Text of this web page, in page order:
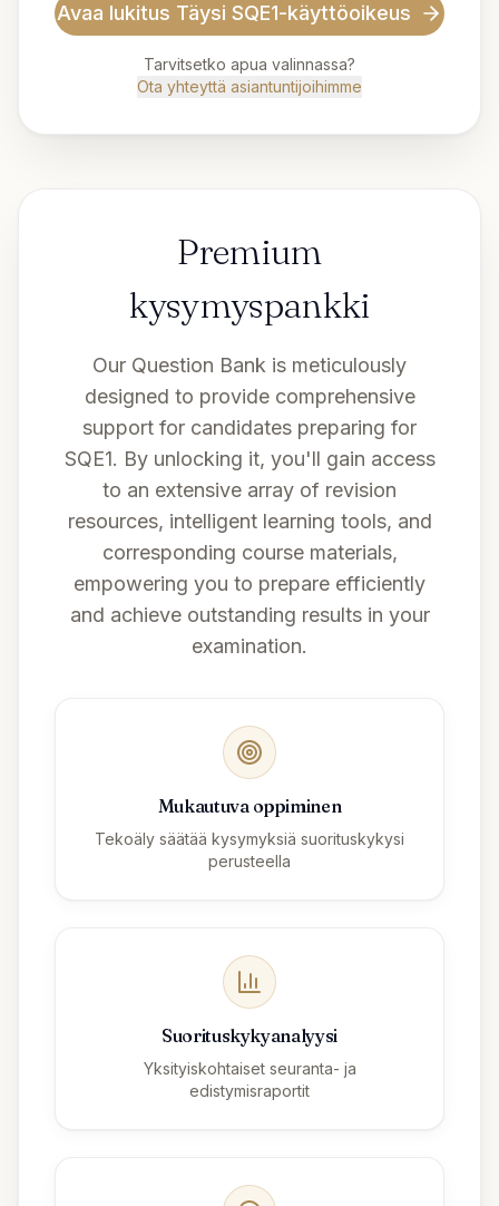
Avaa lukitus Täysi SQE1-käyttöoikeus
Tarvitsetko apua valinnassa?
Ota yhteyttä asiantuntijoihimme
Premium
kysymyspankki
Our Question Bank is meticulously
designed to provide comprehensive
support for candidates preparing for
SQE1. By unlocking it, you'll gain access
to an extensive array of revision
resources, intelligent learning tools, and
corresponding course materials,
empowering you to prepare efficiently
and achieve outstanding results in your
examination.
Mukautuva oppiminen
Tekoäly säätää kysymyksiä suorituskykysi
perusteella
Suorituskykyanalyysi
Yksityiskohtaiset seuranta- ja
edistymisraportit